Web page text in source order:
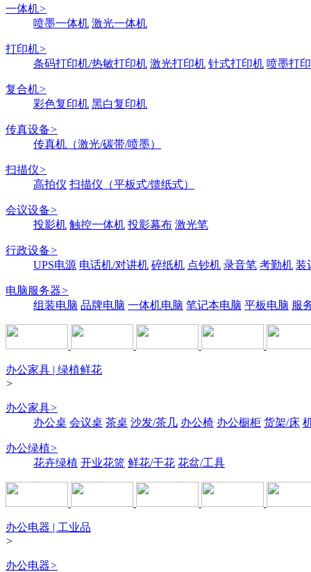
一体机>
喷墨一体机 激光一体机
打印机>
条码打印机/热敏打印机 激光打印机 针式打印机 喷墨打
复合机>
彩色复印机 黑白复印机
传真设备>
传真机（激光/碳带/喷墨）
扫描仪>
高拍仪 扫描仪（平板式/馈纸式）
会议设备>
投影机 触控一体机 投影幕布 激光笔
行政设备>
UPS电源 电话机/对讲机 碎纸机 点钞机 录音笔 考勤机 装
电脑服务器>
组装电脑 品牌电脑 一体机电脑 笔记本电脑 平板电脑 服
办公家具 | 绿植鲜花
>
办公家具>
办公桌 会议桌 茶桌 沙发/茶几 办公椅 办公橱柜 货架/床
办公绿植>
花卉绿植 开业花篮 鲜花/干花 花盆/工具
办公电器 | 工业品
>
办公电器>